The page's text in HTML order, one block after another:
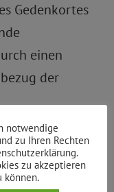
Gedenkortes
einen
der
mit der
Kommission
die Stele
notwendige
zu Ihren Rechten
zu akzeptieren
können.